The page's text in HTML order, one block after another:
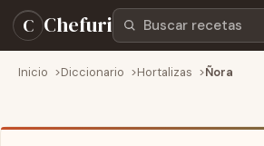
C ChefuriBuscar recetas
Inicio Diccionario Hortalizas Ñora